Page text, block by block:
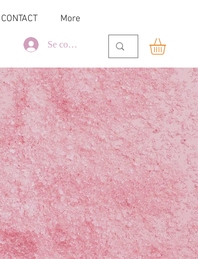
CONTACT More
Se connecter